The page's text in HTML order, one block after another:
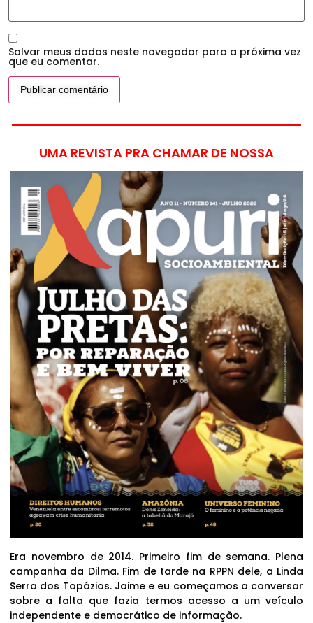
Salvar meus dados neste navegador para a próxima vez
que eu comentar.
UMA REVISTA PRA CHAMAR DE NOSSA
Era novembro de 2014. Primeiro fim de semana. Plena
campanha da Dilma. Fim de tarde na RPPN dele, a Linda
Serra dos Topázios. Jaime e eu começamos a conversar
sobre a falta que fazia termos acesso a um veículo
independente e democrático de informação.